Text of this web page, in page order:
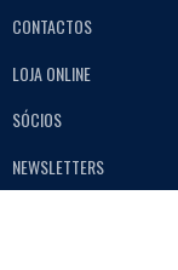
CONTACTOS
LOJA ONLINE
SÓCIOS
NEWSLETTERS